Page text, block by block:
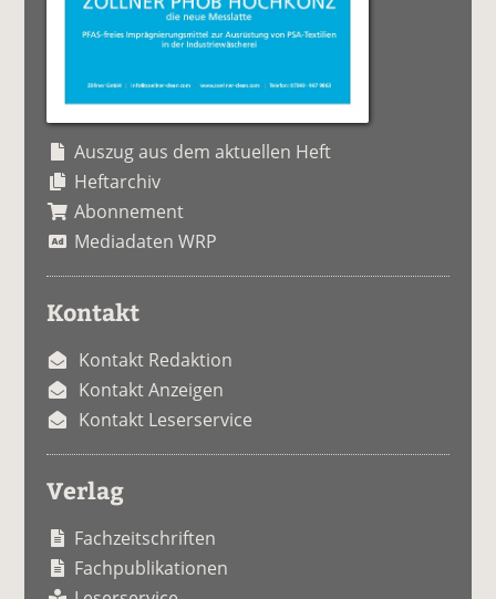
Auszug aus dem aktuellen Heft
Heftarchiv
Abonnement
Mediadaten WRP
Kontakt
Kontakt Redaktion
Kontakt Anzeigen
Kontakt Leserservice
Verlag
Fachzeitschriften
Fachpublikationen